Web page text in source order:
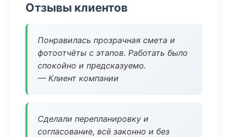
Отзывы клиентов
Понравилась прозрачная смета и
фотоотчёты с этапов. Работать было
спокойно и предсказуемо.
— Клиент компании
Сделали перепланировку и
согласование, всё законно и без